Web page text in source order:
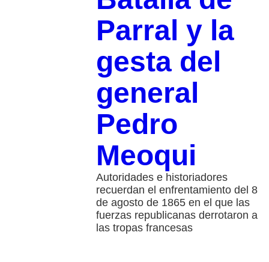
Parral y la
gesta del
general
Pedro
Meoqui
Autoridades e historiadores
recuerdan el enfrentamiento del 8
de agosto de 1865 en el que las
fuerzas republicanas derrotaron a
las tropas francesas